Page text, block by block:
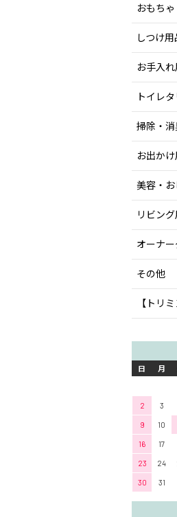
おもちゃ
しつけ用
お手入
トイレ
掃除・消
お出か
美容・
リビン
オーナ
その他
【トリ
日 月
2 3
9 10
16 17
23 24
30 31